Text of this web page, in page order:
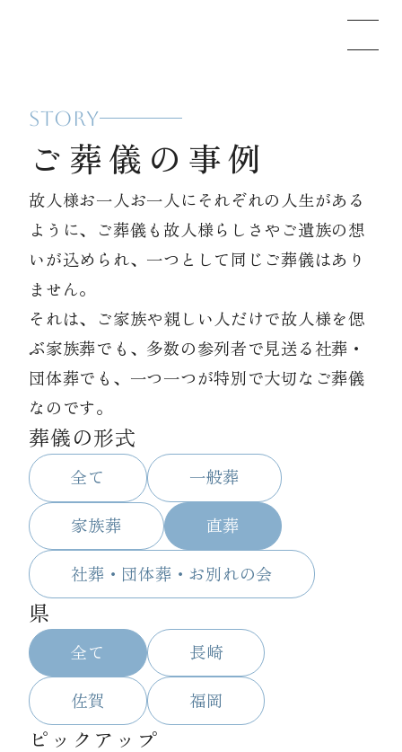
メモリードのお葬式について
葬儀の流れ
事例
施設案内
お知らせ
資料請求
お見積もり
お問合わせ
STORY
ご葬儀の事例
故人様お一人お一人にそれぞれの人生がある
ように、ご葬儀も故人様らしさやご遺族の想
いが込められ、一つとして同じご葬儀はあり
ません。
それは、ご家族や親しい人だけで故人様を偲
ぶ家族葬でも、多数の参列者で見送る社葬・
団体葬でも、一つ一つが特別で大切なご葬儀
なのです。
葬儀の形式
全て 一般葬
家族葬 直葬
社葬・団体葬・お別れの会
県
全て 長崎
佐賀 福岡
ピックアップ